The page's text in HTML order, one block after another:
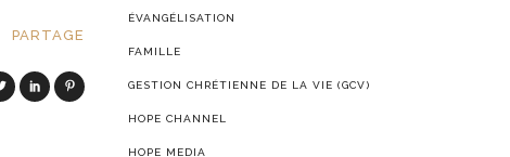
PARTAGE
ÉVANGÉLISATION
FAMILLE
GESTION CHRÉTIENNE DE LA VIE (GCV)
HOPE CHANNEL
HOPE MEDIA